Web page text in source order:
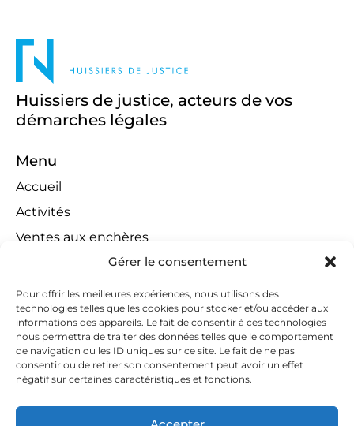
Gérer le consentement
Pour offrir les meilleures expériences, nous utilisons des
technologies telles que les cookies pour stocker et/ou accéder aux
informations des appareils. Le fait de consentir à ces technologies
nous permettra de traiter des données telles que le comportement
de navigation ou les ID uniques sur ce site. Le fait de ne pas
consentir ou de retirer son consentement peut avoir un effet
négatif sur certaines caractéristiques et fonctions.
Huissiers de justice, acteurs de vos
démarches légales
Menu
Accueil
Activités
Ventes aux enchères
Compétences territoriales
Jeux concours
Liens
Contact
Contactez-nous
huissiers@tapella-nilles.lu